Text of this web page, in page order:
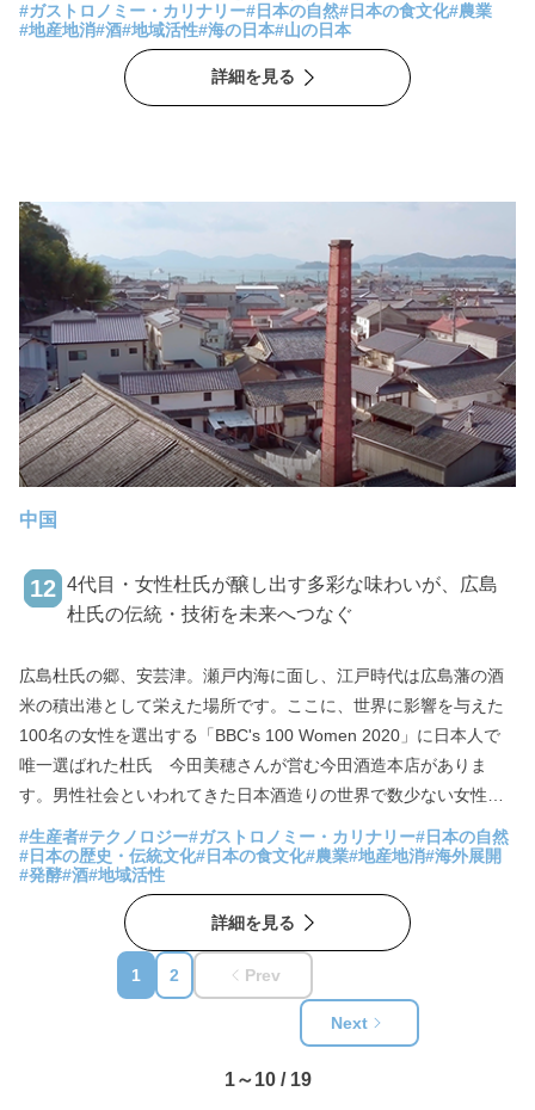
実の味わいと生産者の想いを大切にワインやシードルが造りださ
れています。併設されたレストラン「mio（澪）」では四季折々の
瀬戸内の食材と､山の恵みから誕生したワインやシードルとのペア
リングが楽しめ、瀬戸内海の新しい観光スポットとして注目を集
#ガストロノミー・カリナリー#日本の自然#日本の食文化#農業
#地産地消#酒#地域活性#海の日本#山の日本
詳細を見る
中国
12 4代目・女性杜氏が醸し出す多彩な味わいが、広島
杜氏の伝統・技術を未来へつなぐ
広島杜氏の郷、安芸津。瀬戸内海に面し、江戸時代は広島藩の酒
米の積出港として栄えた場所です。ここに、世界に影響を与えた
100名の女性を選出する「BBC's 100 Women 2020」に日本人で
唯一選ばれた杜氏 今田美穂さんが営む今田酒造本店がありま
す。男性社会といわれてきた日本酒造りの世界で数少ない女性で
あるという功績、そして小規模な酒蔵ながら、3割を海外へ輸出
し、日本酒の魅力を海外へ発信し続けていることが選出の理由で
した。100年以上前に途絶えた最古の酒米の在来種である「八反草
（はったんそう）」を復活させた「富久長」、牡蠣とのペアリン
グをイメージしたレモンのような酸味が特徴の「海風土」、日本
酒の仕込み水の代わりに先代杜氏が残した吟醸を使った「レガシ
ー」など個性的な味を生み出し、広島杜氏のストーリーと共に日
本酒の魅力を世界へ発信しています。
#生産者#テクノロジー#ガストロノミー・カリナリー#日本の自然
#日本の歴史・伝統文化#日本の食文化#農業#地産地消#海外展開
#発酵#酒#地域活性
詳細を見る
Prev
1 2
Next
1～10 / 19